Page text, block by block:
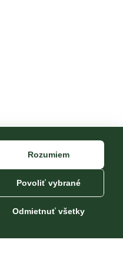
Rozumiem
Povoliť vybrané
Odmietnuť všetky